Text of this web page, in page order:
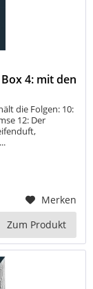
4: mit den
die Folgen: 10:
12: Der
Merken
Zum Produkt